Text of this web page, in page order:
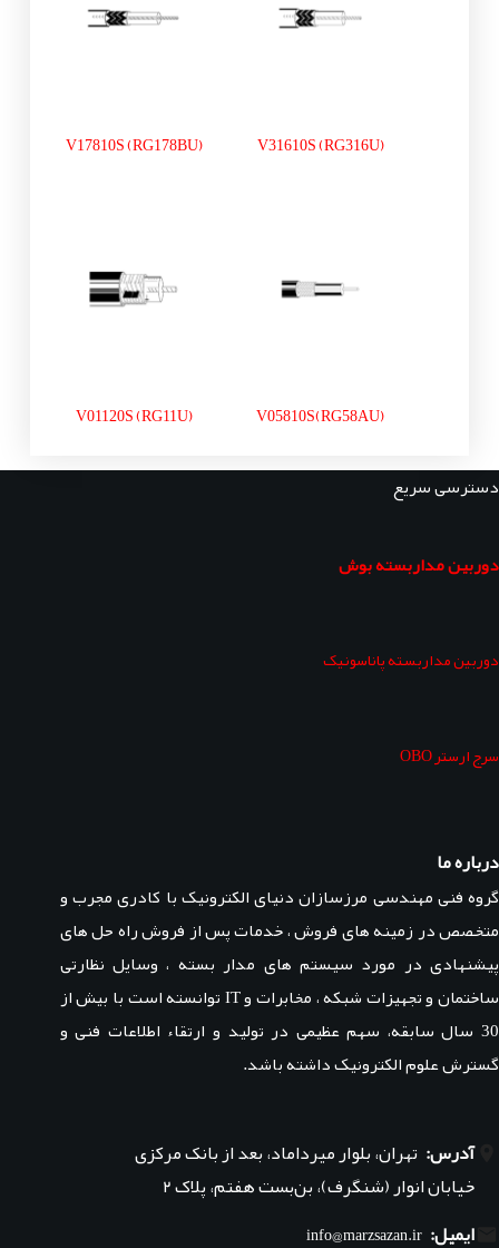
V31610S (RG316U)
V17810S (RG178BU)
V05810S(RG58AU)
V01120S (RG11U)
دسترسی سریع
دوربین مداربسته بوش
دوربین مداربسته پاناسونیک
سرج ارستر OBO
درباره ما
گروه فنی مهندسی مرزسازان دنیای الکترونیک با کادری مجرب و
متخصص در زمینه های فروش ، خدمات پس از فروش راه حل های
پیشنهادی در مورد سیستم های مدار بسته ، وسایل نظارتی
ساختمان و تجهیزات شبکه ، مخابرات و IT توانسته است با بیش از
30 سال سابقه، سهم عظیمی در تولید و ارتقاء اطلاعات فنی و
گسترش علوم الکترونیک داشته باشد.
آدرس: تهران، بلوار میرداماد، بعد از بانک مرکزی
خیابان انوار (شنگرف)، بن‌بست هفتم، پلاک ۲
ایمیل: info@marzsazan.ir